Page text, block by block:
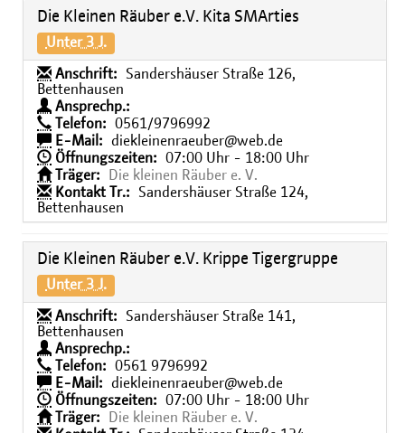
Die Kleinen Räuber e.V. Kita SMArties
Unter 3 J.
Anschrift:
Sandershäuser Straße 126,
Bettenhausen
Ansprechp.:
Telefon:
0561/9796992
E-Mail:
diekleinenraeuber@web.de
Öffnungszeiten:
07:00 Uhr - 18:00 Uhr
Träger:
Die kleinen Räuber e. V.
Kontakt Tr.:
Sandershäuser Straße 124,
Bettenhausen
Die Kleinen Räuber e.V. Krippe Tigergruppe
Unter 3 J.
Anschrift:
Sandershäuser Straße 141,
Bettenhausen
Ansprechp.:
Telefon:
0561 9796992
E-Mail:
diekleinenraeuber@web.de
Öffnungszeiten:
07:00 Uhr - 18:00 Uhr
Träger:
Die kleinen Räuber e. V.